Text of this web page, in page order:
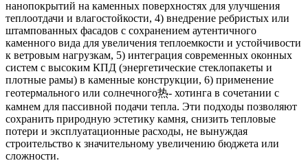
нанопокрытий на каменных поверхностях для улучшения
теплоотдачи и влагостойкости, 4) внедрение ребристых или
штампованных фасадов с сохранением аутентичного
каменного вида для увеличения теплоемкости и устойчивости
к ветровым нагрузкам, 5) интеграция современных оконных
систем с высоким КПД (энергетические стеклопакеты и
плотные рамы) в каменные конструкции, 6) применение
геотермального или солнечного热- хотинга в сочетании с
камнем для пассивной подачи тепла. Эти подходы позволяют
сохранить природную эстетику камня, снизить тепловые
потери и эксплуатационные расходы, не вынуждая
строительство к значительному увеличению бюджета или
сложности.